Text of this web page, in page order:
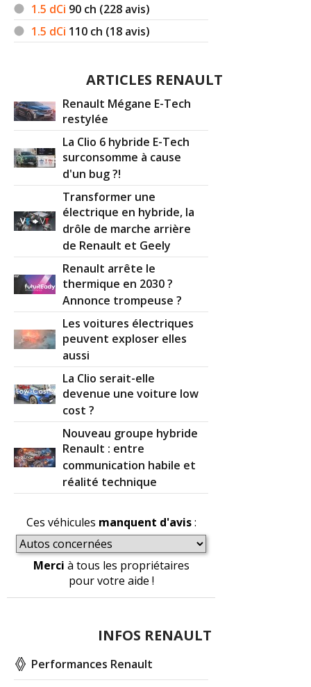
1.5 dCi 90 ch (228 avis)
1.5 dCi 110 ch (18 avis)
ARTICLES RENAULT
Renault Mégane E-Tech
restylée
La Clio 6 hybride E-Tech
surconsomme à cause
d'un bug ?!
Transformer une
électrique en hybride, la
drôle de marche arrière
de Renault et Geely
Renault arrête le
thermique en 2030 ?
Annonce trompeuse ?
Les voitures électriques
peuvent exploser elles
aussi
La Clio serait-elle
devenue une voiture low
cost ?
Nouveau groupe hybride
Renault : entre
communication habile et
réalité technique
Ces véhicules manquent d'avis:
Merci à tous les propriétaires
pour votre aide !
INFOS RENAULT
Performances Renault